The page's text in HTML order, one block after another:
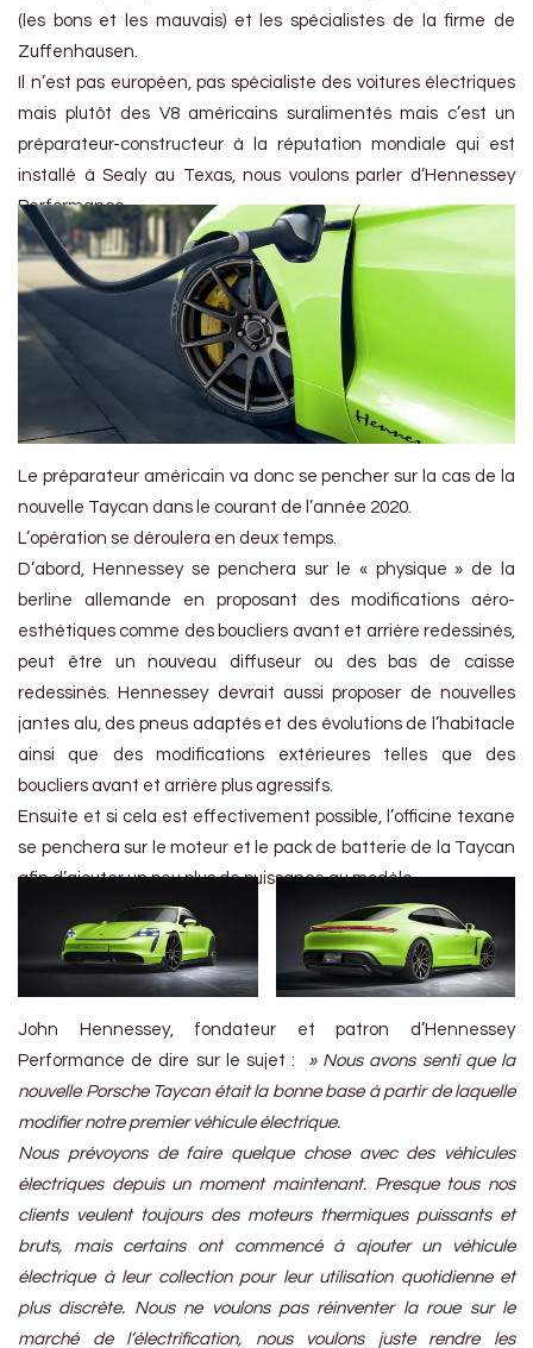
(les bons et les mauvais) et les spécialistes de la firme de
Zuffenhausen.
Il n’est pas européen, pas spécialiste des voitures électriques
mais plutôt des V8 américains suralimentés mais c’est un
préparateur-constructeur à la réputation mondiale qui est
installé à Sealy au Texas, nous voulons parler d’Hennessey
Performance.
Le préparateur américain va donc se pencher sur la cas de la
nouvelle Taycan dans le courant de l’année 2020.
L’opération se déroulera en deux temps.
D’abord, Hennessey se penchera sur le « physique » de la
berline allemande en proposant des modifications aéro-
esthétiques comme des boucliers avant et arrière redessinés,
peut être un nouveau diffuseur ou des bas de caisse
redessinés. Hennessey devrait aussi proposer de nouvelles
jantes alu, des pneus adaptés et des évolutions de l’habitacle
ainsi que des modifications extérieures telles que des
boucliers avant et arrière plus agressifs.
Ensuite et si cela est effectivement possible, l’officine texane
se penchera sur le moteur et le pack de batterie de la Taycan
afin d’ajouter un peu plus de puissance au modèle.
John Hennessey, fondateur et patron d’Hennessey
Performance de dire sur le sujet : » Nous avons senti que la
nouvelle Porsche Taycan était la bonne base à partir de laquelle
modifier notre premier véhicule électrique.
Nous prévoyons de faire quelque chose avec des véhicules
électriques depuis un moment maintenant. Presque tous nos
clients veulent toujours des moteurs thermiques puissants et
bruts, mais certains ont commencé à ajouter un véhicule
électrique à leur collection pour leur utilisation quotidienne et
plus discrète. Nous ne voulons pas réinventer la roue sur le
marché de l’électrification, nous voulons juste rendre les